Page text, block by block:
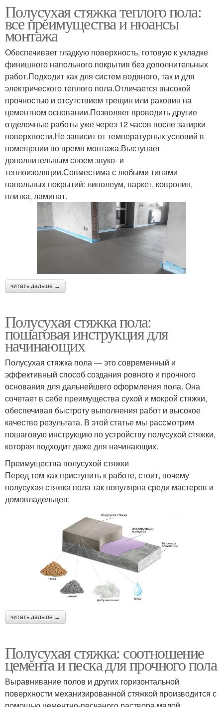
Полусухая стяжка теплого пола:
все преимущества и нюансы
монтажа
Обеспечивает гладкую поверхность, готовую к укладке
финишного напольного покрытия без дополнительных
работ.Подходит как для систем водяного, так и для
электрического теплого пола.Отличается высокой
прочностью и отсутствием трещин или раковин на
цементном основании.Позволяет проводить другие
отделочные работы уже через 12 часов после затирки
поверхности.Не зависит от температурных условий в
помещении во время монтажа.Выступает
дополнительным слоем звуко- и
теплоизоляции.Совместима с любыми типами
напольных покрытий: линолеум, паркет, ковролин,
плитка, ламинат.
читать дальше →
Полусухая стяжка пола:
пошаговая инструкция для
начинающих
Полусухая стяжка пола — это современный и
эффективный способ создания ровного и прочного
основания для дальнейшего оформления пола. Она
сочетает в себе преимущества сухой и мокрой стяжки,
обеспечивая быстроту выполнения работ и высокое
качество результата. В этой статье мы рассмотрим
пошаговую инструкцию по устройству полусухой стяжки,
которая подходит даже для начинающих.
Преимущества полусухой стяжки
Перед тем как приступить к работе, стоит, почему
полусухая стяжка пола так популярна среди мастеров и
домовладельцев:
читать дальше →
Полусухая стяжка: соотношение
цемента и песка для прочного пола
Выравнивание полов и других горизонтальной
поверхности механизированной стяжкой производится с